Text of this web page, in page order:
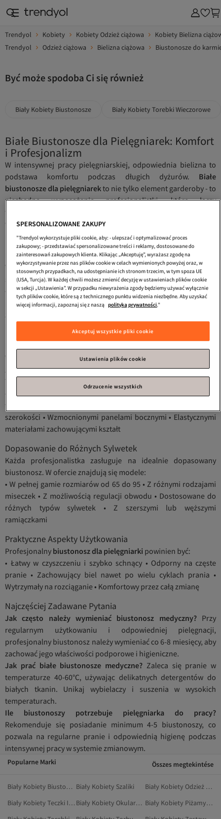
Trendyol Kobiety Kobiety Odzież ciążowa
Kobiety Bielizna
Trendyol
Odzież ciążowa Bielizna ciążowa Biustonosze do
Być może spodoba Ci się również
Biały Kobiety Biustonosze Biały Kobiety Torebki Wieczorowe
Białe Biustonosze dla Pielęgniarek: Komfort
i Profesjonalizm
W intensywnej pracy pielęgniarskiej, odpowiednia bielizna to
podstawa komfortu podczas długich dyżurów. Białe
biustonosze dla pielęgniarekto nie tylko element garderoby - to
niezbędne wyposażenie profesjonalistki, które łączy
funkcjonalność z wygodą noszenia. Trendyol oferuje szeroki
wybór modeli, które spełniają wysokie wymagania personelu
medycznego w Polsce.
Najważniejsze Cechy Profesjonalnych Biustonoszy
Wybierając biustonosz do pracy w służbie zdrowia, zwróć
szczególną uwagę na kluczowe aspekty:
• Oddychające materiały zapewniające komfort • Wzmocnione
podtrzymanie podczas długich zmian • Bezszwowa konstrukcja
zapobiegająca otarciom • Łatwe w pielęgnacji tkaniny •
Współczesne biustonosze medyczne
zaawansowane technologie materiałowe. Modele dostępne w
Trendyol charakteryzują się:
• Technologią odprowadzania wilgoci • Antybakteryjnym
wykończeniem • Regulowanymi ramiączkami o zwiększonej
szerokości • Wzmocnionymi panelami bocznymi • Elastycznymi
materiałami zachowującymi kształt
Dopasowanie do Różnych Sylwetek
Każda profesjonalistka zasługuje na idealnie dopasowany
biustonosz. W ofercie znajdują się modele:
• W pełnej gamie rozmiarów od 65 do 95 • Z różnymi rodzajami
miseczek • Z możliwością regulacji obwodu • Dostosowane do
różnych typów sylwetek • Z szerszymi lub węższymi
ramiączkami
Praktyczne Aspekty Użytkowania
Profesjonalny biustonosz dla pielęgniarki powinien być:
• Łatwy w czyszczeniu i szybko schnący • Odporny na częste
pranie • Zachowujący biel nawet po wielu cyklach prania •
Wytrzymały na rozciąganie • Komfortowy przez całą zmianę
Najczęściej Zadawane Pytania
Jak często należy wymieniać biustonosz medyczny?Przy
regularnym użytkowaniu i odpowiedniej pielęgnacji,
profesjonalny biustonosz należy wymieniać co 6-8 miesięcy, aby
zachować jego właściwości podporowe i higieniczne.
Jak prać białe biustonosze medyczne? Zaleca się pranie w
temperaturze 40-60°C, używając delikatnych detergentów do
białych tkanin. Unikaj wybielaczy i suszenia w wysokich
temperaturach.
Ile biustonoszy potrzebuje pielęgniarka do pracy?
Rekomenduje się posiadanie minimum 4-5 biustonoszy, co
pozwala na regularne pranie i odpowiednią higienę podczas
intensywnej pracy w systemie zmianowym.
Popularne Marki Összes megtekintése
Biały Kobiety Biustonosze Sportowe Biały Kobiety Szaliki
Biały Kobiety Odzież Outdoorowa
Biały Kobiety Teczki I Kopertówki
Biały Kobiety Okulary Przeciwsłoneczne
Biały Kobiety Piżamy Ciążowe
SPERSONALIZOWANE ZAKUPY
"Trendyol wykorzystuje pliki cookie, aby: - ulepszać i optymalizować proces
zakupowy; - przedstawiać spersonalizowane treści i reklamy, dostosowane do
zainteresowań zakupowych klienta. Klikając „Akceptuję”, wyrażasz zgodę na
wykorzystywanie przez nas plików cookie w celach wymienionych powyżej oraz, w
stosownych przypadkach, na udostępnianie ich stronom trzecim, w tym spoza UE
(USA, Turcja). W każdej chwili możesz zmienić decyzję w ustawieniach plików cookie
w sekcji „Ustawienia”. W przypadku niewyrażenia zgody będziemy używać wyłącznie
tych plików cookie, które są z technicznego punktu widzenia niezbędne. Aby uzyskać
więcej informacji, zapoznaj się z naszą
polityką prywatności."
Akceptuj wszystkie pliki cookie
Ustawienia plików cookie
Odrzucenie wszystkich